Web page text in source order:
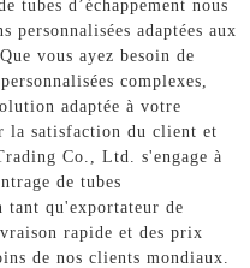
tubes d’échappement nous
personnalisées adaptées aux
vous ayez besoin de
complexes,
adaptée à votre
la satisfaction du client et
Co., Ltd. s'engage à
de tubes
tant qu'exportateur de
rapide et des prix
de nos clients mondiaux.